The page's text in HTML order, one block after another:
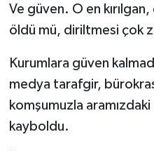
Ve güven. O en
öldü mü, diriltmesi çok
Kurumlara güven
medya tarafgir,
komşumuzla aramızdaki
kayboldu.